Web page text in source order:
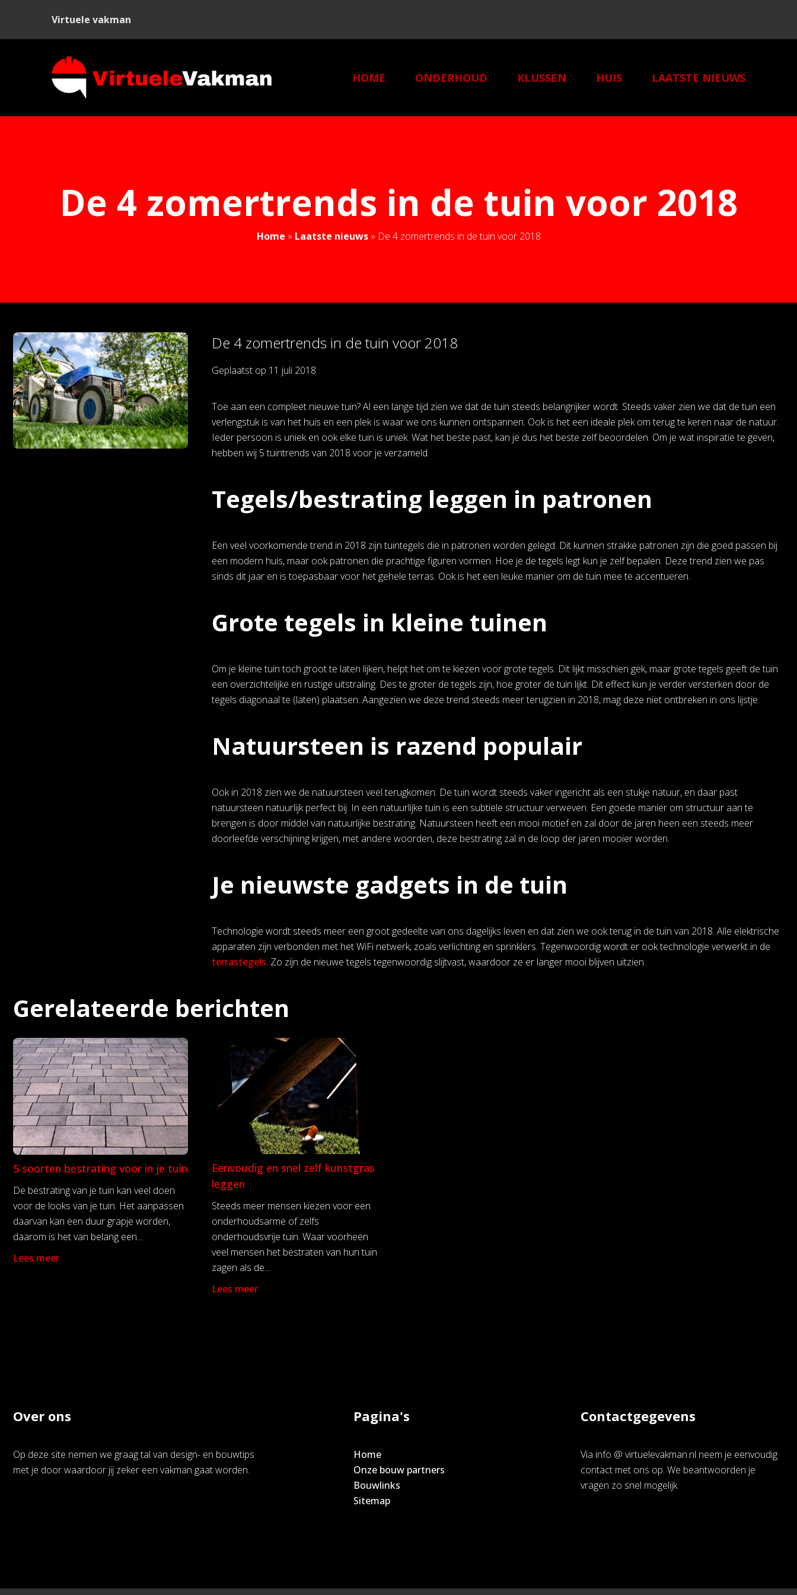
Virtuele vakman
HOME ONDERHOUD KLUSSEN HUIS LAATSTE NIEUWS
De 4 zomertrends in de tuin voor 2018
Home » Laatste nieuws» De 4 zomertrends in de tuin voor 2018
De 4 zomertrends in de tuin voor 2018
Geplaatst op 11 juli 2018
Toe aan een compleet nieuwe tuin? Al een lange tijd zien we dat de tuin steeds belangrijker wordt. Steeds vaker zien we dat de tuin een
verlengstuk is van het huis en een plek is waar we ons kunnen ontspannen. Ook is het een ideale plek om terug te keren naar de natuur.
Ieder persoon is uniek en ook elke tuin is uniek. Wat het beste past, kan je dus het beste zelf beoordelen. Om je wat inspiratie te geven,
hebben wij 5 tuintrends van 2018 voor je verzameld.
Tegels/bestrating leggen in patronen
Een veel voorkomende trend in 2018 zijn tuintegels die in patronen worden gelegd. Dit kunnen strakke patronen zijn die goed passen bij
een modern huis, maar ook patronen die prachtige figuren vormen. Hoe je de tegels legt kun je zelf bepalen. Deze trend zien we pas
sinds dit jaar en is toepasbaar voor het gehele terras. Ook is het een leuke manier om de tuin mee te accentueren.
Grote tegels in kleine tuinen
Om je kleine tuin toch groot te laten lijken, helpt het om te kiezen voor grote tegels. Dit lijkt misschien gek, maar grote tegels geeft de tuin
een overzichtelijke en rustige uitstraling. Des te groter de tegels zijn, hoe groter de tuin lijkt. Dit effect kun je verder versterken door de
tegels diagonaal te (laten) plaatsen. Aangezien we deze trend steeds meer terugzien in 2018, mag deze niet ontbreken in ons lijstje.
Natuursteen is razend populair
Ook in 2018 zien we de natuursteen veel terugkomen. De tuin wordt steeds vaker ingericht als een stukje natuur, en daar past
natuursteen natuurlijk perfect bij. In een natuurlijke tuin is een subtiele structuur verweven. Een goede manier om structuur aan te
brengen is door middel van natuurlijke bestrating. Natuursteen heeft een mooi motief en zal door de jaren heen een steeds meer
doorleefde verschijning krijgen, met andere woorden, deze bestrating zal in de loop der jaren mooier worden.
Je nieuwste gadgets in de tuin
Technologie wordt steeds meer een groot gedeelte van ons dagelijks leven en dat zien we ook terug in de tuin van 2018. Alle elektrische
apparaten zijn verbonden met het WiFi netwerk, zoals verlichting en sprinklers. Tegenwoordig wordt er ook technologie verwerkt in de
terrastegels. Zo zijn de nieuwe tegels tegenwoordig slijtvast, waardoor ze er langer mooi blijven uitzien.
Gerelateerde berichten
5 soorten bestrating voor in je tuin
De bestrating van je tuin kan veel doen
voor de looks van je tuin. Het aanpassen
daarvan kan een duur grapje worden,
daarom is het van belang een...
Lees meer
Eenvoudig en snel zelf kunstgras
leggen
Steeds meer mensen kiezen voor een
onderhoudsarme of zelfs
onderhoudsvrije tuin. Waar voorheen
veel mensen het bestraten van hun tuin
zagen als de...
Lees meer
Over ons
Op deze site nemen we graag tal van design- en bouwtips
met je door waardoor jij zeker een vakman gaat worden.
Pagina's
Home
Onze bouw partners
Bouwlinks
Sitemap
Contactgegevens
Via info @ virtuelevakman.nl neem je eenvoudig
contact met ons op. We beantwoorden je
vragen zo snel mogelijk.